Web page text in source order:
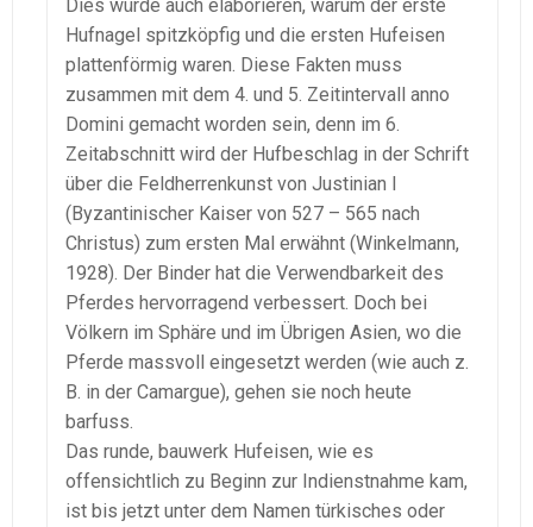
Dies würde auch elaborieren, warum der erste
Hufnagel spitzköpfig und die ersten Hufeisen
plattenförmig waren. Diese Fakten muss
zusammen mit dem 4. und 5. Zeitintervall anno
Domini gemacht worden sein, denn im 6.
Zeitabschnitt wird der Hufbeschlag in der Schrift
über die Feldherrenkunst von Justinian I
(Byzantinischer Kaiser von 527 – 565 nach
Christus) zum ersten Mal erwähnt (Winkelmann,
1928). Der Binder hat die Verwendbarkeit des
Pferdes hervorragend verbessert. Doch bei
Völkern im Sphäre und im Übrigen Asien, wo die
Pferde massvoll eingesetzt werden (wie auch z.
B. in der Camargue), gehen sie noch heute
barfuss.
Das runde, bauwerk Hufeisen, wie es
offensichtlich zu Beginn zur Indienstnahme kam,
ist bis jetzt unter dem Namen türkisches oder